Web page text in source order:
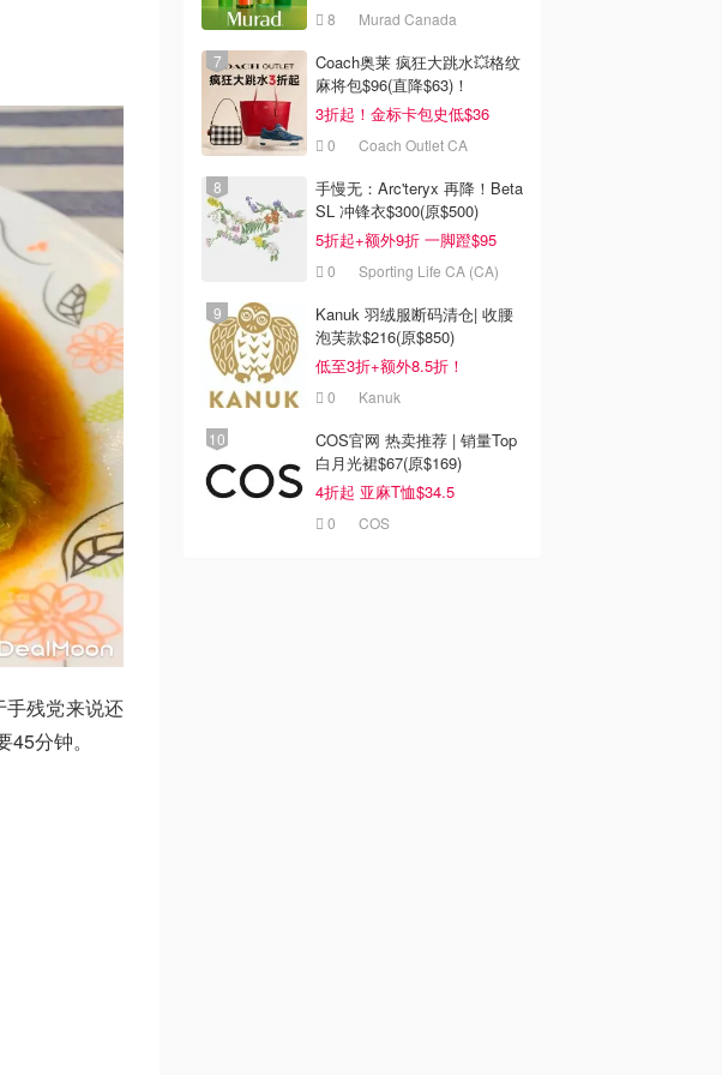
残党来说还
分钟。
8 Murad Canada
Coach奥莱 疯狂大跳水💥格纹
麻将包$96(直降$63)！
3折起！金标卡包史低$36
0 Coach Outlet CA
手慢无：Arc'teryx 再降！Beta
SL 冲锋衣$300(原$500)
5折起+额外9折 一脚蹬$95
0 Sporting Life CA (CA)
Kanuk 羽绒服断码清仓| 收腰
泡芙款$216(原$850)
低至3折+额外8.5折！
0 Kanuk
COS官网 热卖推荐 | 销量Top
白月光裙$67(原$169)
4折起 亚麻T恤$34.5
0 COS